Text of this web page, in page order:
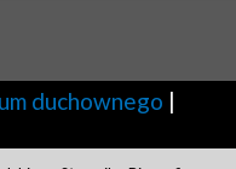
duchownego |